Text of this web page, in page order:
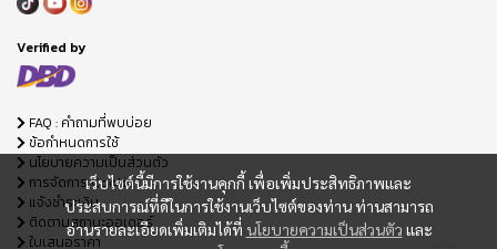
เว็บไซต์นี้มีการใช้งานคุกกี้ เพื่อเพิ่มประสิทธิภาพและ
ประสบการณ์ที่ดีในการใช้งานเว็บไซต์ของท่าน ท่านสามารถ
อ่านรายละเอียดเพิ่มเติมได้ที่ นโยบายความเป็นส่วนตัว และ
Verified by
FAQ : คำถามที่พบบ่อย
ข้อกำหนดการใช้
นโยบายความเป็นส่วนตัว
การจัดการ Cookie
แจ้งชำระเงิน
ติดตามสถานะออเดอร์
ใบเสนอราคา